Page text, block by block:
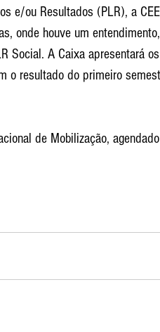
e/ou Resultados (PLR), a
onde houve um
Social. A Caixa apresentará
o resultado do primeiro
de Mobilização,